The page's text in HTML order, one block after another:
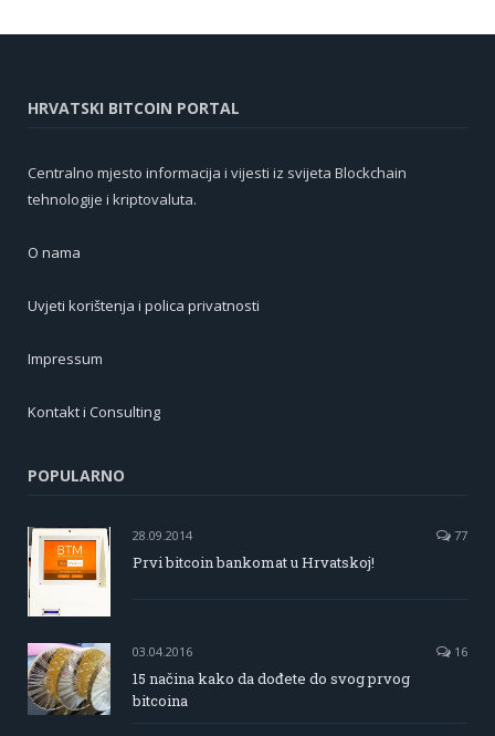
HRVATSKI BITCOIN PORTAL
Centralno mjesto informacija i vijesti iz svijeta Blockchain
tehnologije i kriptovaluta.
O nama
Uvjeti korištenja i polica privatnosti
Impressum
Kontakt i Consulting
POPULARNO
28.09.2014 77
Prvi bitcoin bankomat u Hrvatskoj!
03.04.2016 16
15 načina kako da dođete do svog prvog
bitcoina